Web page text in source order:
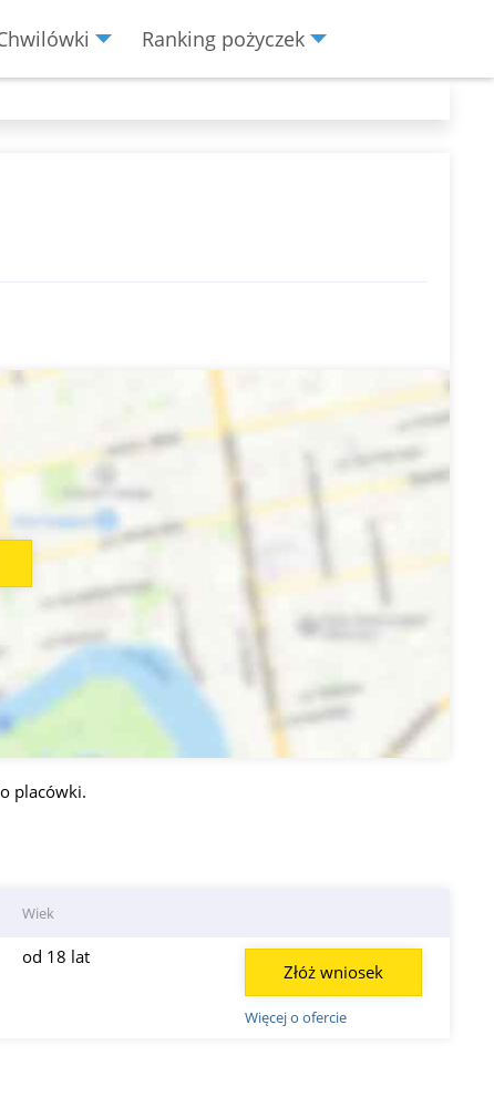
Ranking pożyczek
placówki.
Wiek
od 18 lat
Więcej o ofercie
Złóż wniosek